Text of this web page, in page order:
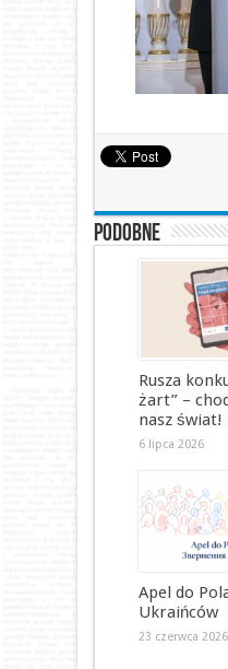
Podobne
Rusza
żart” –
nasz świat!
6 lipca 2026
Apel do
Ukraińców
23 czerwca 2026